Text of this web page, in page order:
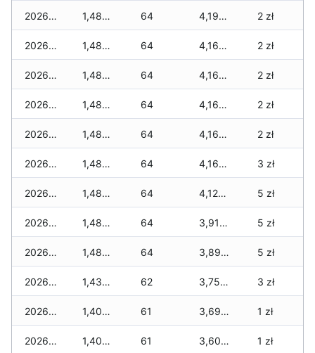
2026-03-21 1,480 zł 64 4,190 zł 2 zł
2026-03-20 1,480 zł 64 4,165 zł 2 zł
2026-03-19 1,480 zł 64 4,165 zł 2 zł
2026-03-18 1,480 zł 64 4,165 zł 2 zł
2026-03-17 1,480 zł 64 4,165 zł 2 zł
2026-03-16 1,480 zł 64 4,165 zł 3 zł
2026-03-15 1,480 zł 64 4,120 zł 5 zł
2026-03-14 1,480 zł 64 3,915 zł 5 zł
2026-03-13 1,480 zł 64 3,895 zł 5 zł
2026-03-12 1,435 zł 62 3,750 zł 3 zł
2026-03-11 1,400 zł 61 3,695 zł 1 zł
2026-03-10 1,400 zł 61 3,600 zł 1 zł